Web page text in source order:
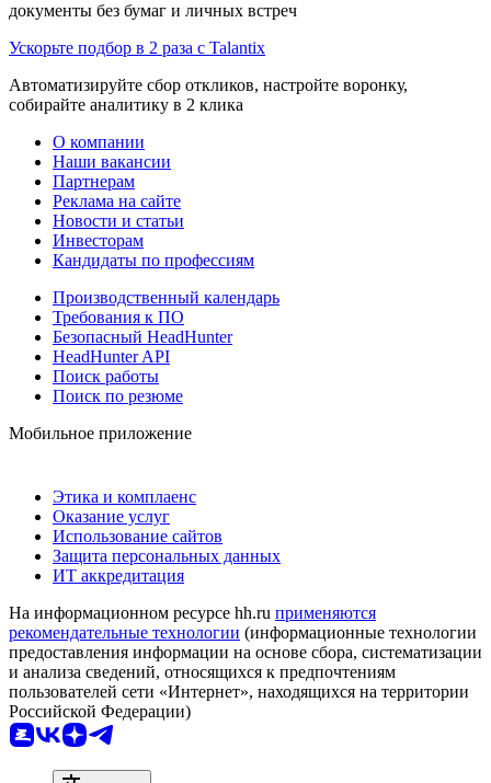
документы без бумаг и личных встреч
Ускорьте подбор в 2 раза с Talantix
Автоматизируйте сбор откликов, настройте воронку,
собирайте аналитику в 2 клика
О компании
Наши вакансии
Партнерам
Реклама на сайте
Новости и статьи
Инвесторам
Кандидаты по профессиям
Производственный календарь
Требования к ПО
Безопасный HeadHunter
HeadHunter API
Поиск работы
Поиск по резюме
Мобильное приложение
Этика и комплаенс
Оказание услуг
Использование сайтов
Защита персональных данных
ИТ аккредитация
На информационном ресурсе hh.ru применяются
рекомендательные технологии (информационные технологии
предоставления информации на основе сбора, систематизации
и анализа сведений, относящихся к предпочтениям
пользователей сети «Интернет», находящихся на территории
Российской Федерации)